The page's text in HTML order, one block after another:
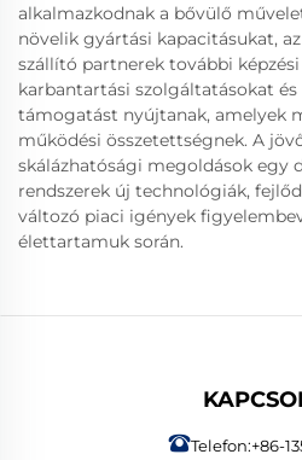
alkalmazkodnak a bővülő
növelik gyártási kapacitásukat,
szállító partnerek további
karbantartási szolgáltatásokat
támogatást nyújtanak, amelyek
működési összetettségnek. A
skálázhatósági megoldások egy
rendszerek új technológiák,
változó piaci igények
élettartamuk során.
Telefon:+86-